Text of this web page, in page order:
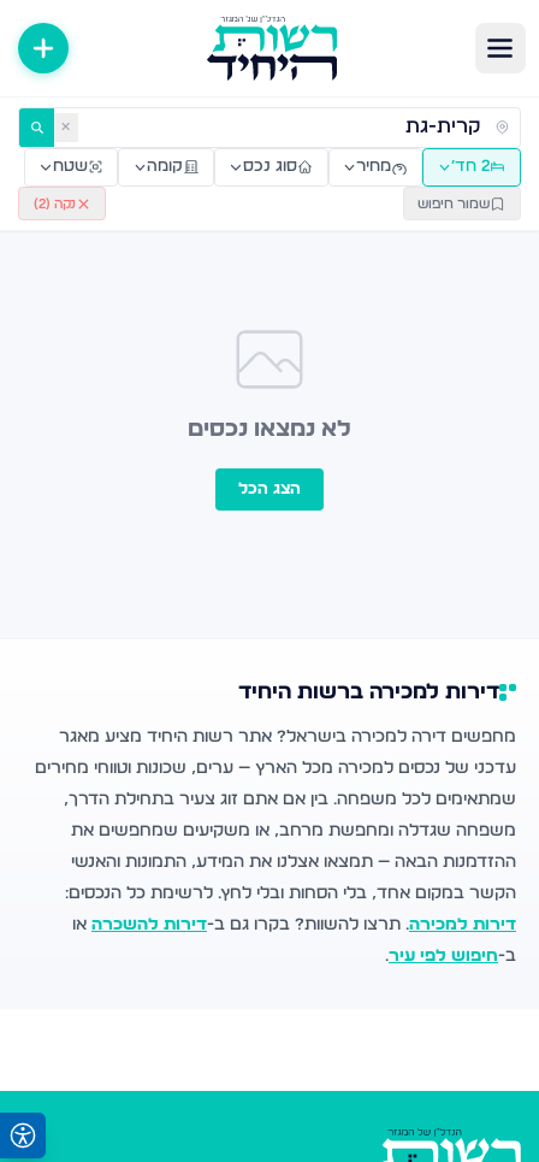
דירות למכירה ולהשכרה — רשות היחיד ✕
2 חד׳ מחיר סוג נכס קומה שטח
שמור חיפוש נקה (2
)
לא נמצאו נכסים
הצג הכל
דירות למכירה ברשות היחיד
מחפשים דירה למכירה בישראל? אתר רשות היחיד מציע מאגר
עדכני של נכסים למכירה מכל הארץ — ערים, שכונות וטווחי מחירים
שמתאימים לכל משפחה. בין אם אתם זוג צעיר בתחילת הדרך,
משפחה שגדלה ומחפשת מרחב, או משקיעים שמחפשים את
ההזדמנות הבאה — תמצאו אצלנו את המידע, התמונות והאנשי
הקשר במקום אחד, בלי הסחות ובלי לחץ. לרשימת כל הנכסים:
דירות למכירה. תרצו להשוות? בקרו גם ב-דירות להשכרה או
ב-חיפוש לפי עיר.